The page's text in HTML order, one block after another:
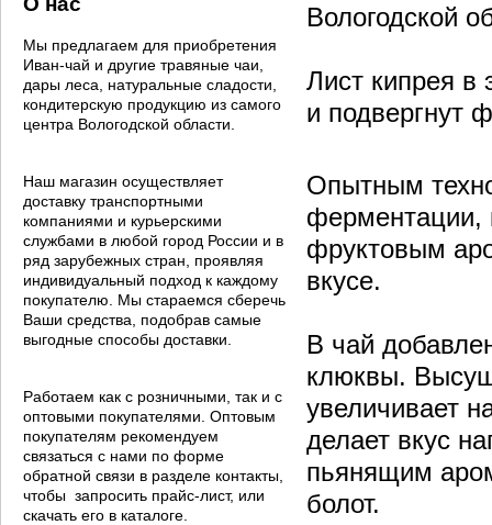
Мы предлагаем для приобретения
Иван-чай и другие травяные чаи,
дары леса, натуральные сладости,
кондитерскую продукцию из самого
центра Вологодской области.
Наш магазин осуществляет
доставку транспортными
компаниями и курьерскими
службами в любой город России и в
ряд зарубежных стран, проявляя
индивидуальный подход к каждому
покупателю. Мы стараемся сберечь
Ваши средства, подобрав самые
выгодные способы доставки.
Работаем как с розничными, так и с
оптовыми покупателями. Оптовым
покупателям рекомендуем
связаться с нами по форме
обратной связи в разделе контакты,
чтобы запросить прайс-лист, или
скачать его в каталоге.
Вологодской
Лист кипрея в
и подвергнут
Опытным
ферментации,
фруктовым
вкусе.
В чай
клюквы.
увеличивает
делает вкус
пьянящим
болот.